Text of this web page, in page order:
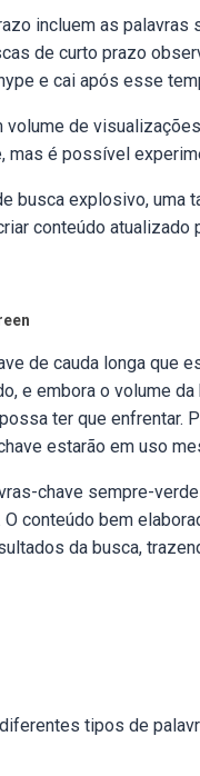
incluem as
de curto prazo
e cai após esse
de
é possível
busca explosivo, uma
conteúdo atualizado
de cauda longa que
e embora o volume
ter que enfrentar.
estarão em uso
chave sempre-
conteúdo bem
da busca,
tipos de